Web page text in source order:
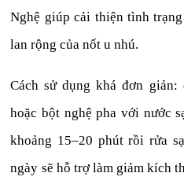
Nghệ giúp cải thiện tình
lan rộng của nốt u nhú.
Cách sử dụng khá đơn
hoặc bột nghệ pha với nước
khoảng 15–20 phút rồi rửa
ngày sẽ hỗ trợ làm giảm kích